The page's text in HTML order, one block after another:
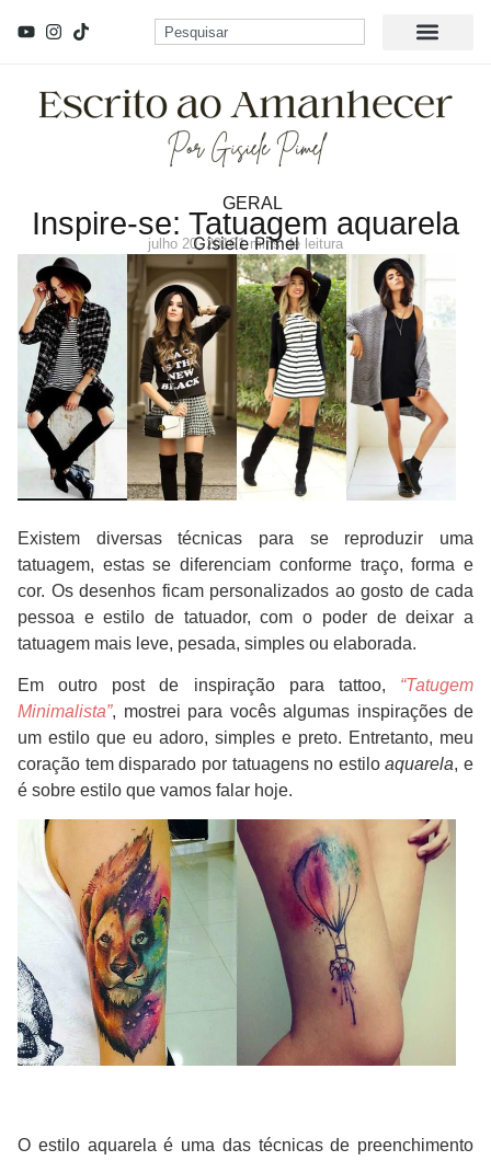
GERAL
Inspire-se: Tatuagem aquarela
Gisiele Pimel
julho 20, 2016 1 mins de leitura
Existem diversas técnicas para se reproduzir uma
tatuagem, estas se diferenciam conforme traço, forma e
cor. Os desenhos ficam personalizados ao gosto de cada
pessoa e estilo de tatuador, com o poder de deixar a
tatuagem mais leve, pesada, simples ou elaborada.
Em outro post de inspiração para tattoo, “Tatugem
Minimalista”, mostrei para vocês algumas inspirações de
um estilo que eu adoro, simples e preto. Entretanto, meu
coração tem disparado por tatuagens no estiloaquarela, e
é sobre estilo que vamos falar hoje.
O estilo aquarela é uma das técnicas de preenchimento